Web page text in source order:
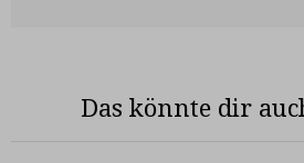
Das könnte dir